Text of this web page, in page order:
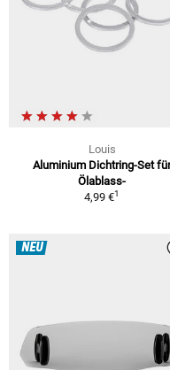
Louis
Aluminium Dichtring-Set für
Ölablass-
4,99 €1
NEU